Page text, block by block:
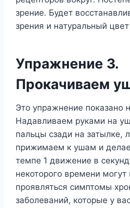
зрение. Будет
зрения и натуральный
Упражнение 3.
Прокачиваем
Это упражнение показано
Надавливаем руками на
пальцы сзади на затылке,
прижимаем к ушам и
темпе 1 движение в
некоторого времени могут
проявляться симптомы
заболеваний, которые у